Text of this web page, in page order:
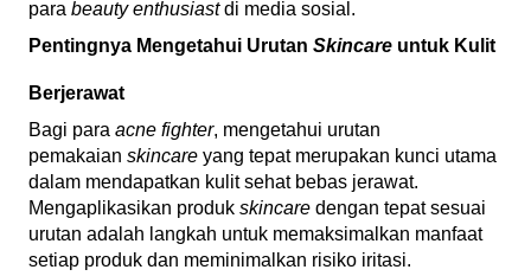
para beauty enthusiastdi media sosial.
Pentingnya Mengetahui Urutan Skincare untuk Kulit
Berjerawat
Bagi para acne fighter, mengetahui urutan
pemakaian skincare yang tepat merupakan kunci utama
dalam mendapatkan kulit sehat bebas jerawat.
Mengaplikasikan produk skincare dengan tepat sesuai
urutan adalah langkah untuk memaksimalkan manfaat
setiap produk dan meminimalkan risiko iritasi.